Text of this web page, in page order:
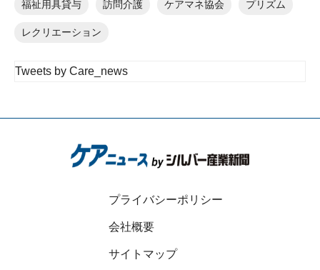
福祉用具貸与 訪問介護 ケアマネ協会 プリズム
レクリエーション
Tweets by Care_news
プライバシーポリシー
会社概要
サイトマップ